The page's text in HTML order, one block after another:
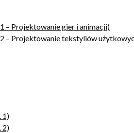
– Projektowanie gier i animacji)
– Projektowanie tekstyliów
1)
2)